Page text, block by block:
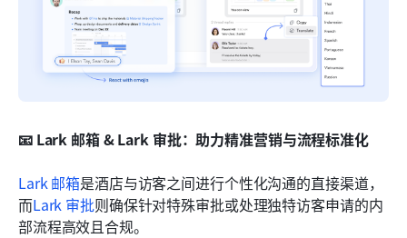
📧 Lark 邮箱 & Lark 审批：助力精准营销与流程标准化
Lark 邮箱是酒店与访客之间进行个性化沟通的直接渠道，
而Lark 审批则确保针对特殊审批或处理独特访客申请的内
部流程高效且合规。